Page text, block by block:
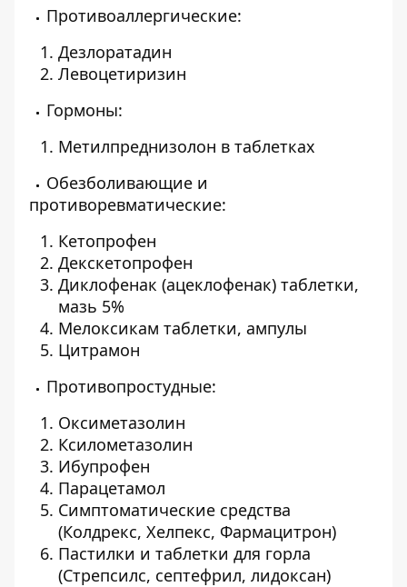
Противоаллергические:
Дезлоратадин
Левоцетиризин
Гормоны:
Метилпреднизолон в таблетках
Обезболивающие и
противоревматические:
Кетопрофен
Декскетопрофен
Диклофенак (ацеклофенак) таблетки,
мазь 5%
Мелоксикам таблетки, ампулы
Цитрамон
Противопростудные:
Оксиметазолин
Ксилометазолин
Ибупрофен
Парацетамол
Симптоматические средства
(Колдрекс, Хелпекс, Фармацитрон)
Пастилки и таблетки для горла
(Стрепсилс, септефрил, лидоксан)